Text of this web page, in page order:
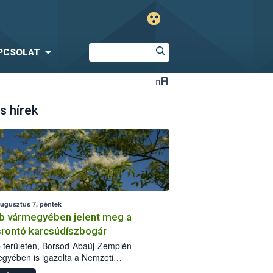
hírek
7, péntek
vármegyében jelent meg a
karcsúdíszbogár
területen, Borsod-Abaúj-Zemplén
is igazolta a Nemzeti
biztonsági Hivatal (Nébih) a